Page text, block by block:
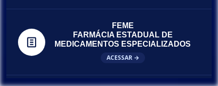
FEME
FARMÁCIA ESTADUAL DE
MEDICAMENTOS ESPECIALIZADOS
ACESSAR →